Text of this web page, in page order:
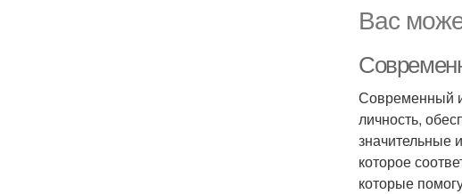
Вас
Современный
личность,
значительные
которое
которые